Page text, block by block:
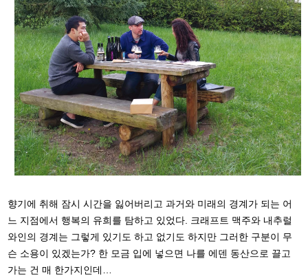
향기에 취해 잠시 시간을 잃어버리고 과거와 미래의 경계가 되는 어
느 지점에서 행복의 유희를 탐하고 있었다. 크래프트 맥주와 내추럴
와인의 경계는 그렇게 있기도 하고 없기도 하지만 그러한 구분이 무
슨 소용이 있겠는가? 한 모금 입에 넣으면 나를 에덴 동산으로 끌고
가는 건 매 한가지인데…